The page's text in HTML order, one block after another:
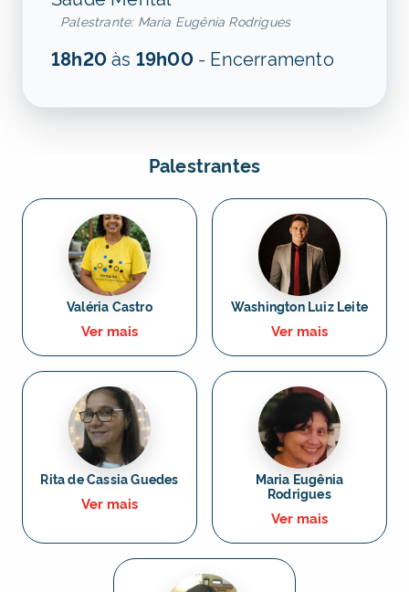
Palestrante: Maria Eugênia Rodrigues
18h20às 19h00- Encerramento
Palestrantes
Valéria Castro
Ver mais
Washington Luiz Leite
Ver mais
Rita de Cassia Guedes
Ver mais
Maria Eugênia
Rodrigues
Ver mais